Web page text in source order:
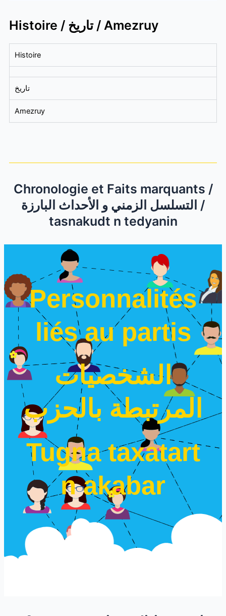
Histoire / تاريخ / Amezruy
Histoire
تاريخ
Amezruy
Chronologie et Faits marquants /
التسلسل الزمني و الأحداث البارزة /
tasnakudt n tedyanin
Personnalités
liés au partis
الشخصيات
المرتبطة بالحزب
Tugna taxatart
n akabar